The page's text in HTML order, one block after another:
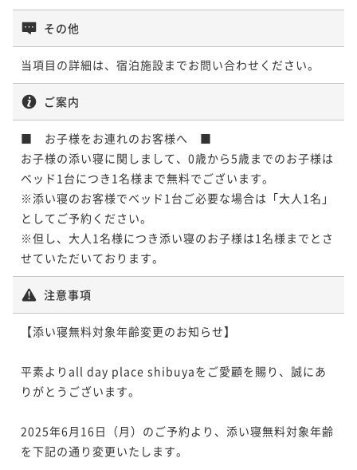
その他
当項目の詳細は、宿泊施設までお問い合わせください。
ご案内
■　お子様をお連れのお客様へ　■
お子様の添い寝に関しまして、0歳から5歳までのお子様は
ベッド1台につき1名様まで無料でございます。
※添い寝のお客様でベッド1台ご必要な場合は「大人1名」
としてご予約ください。
※但し、大人1名様につき添い寝のお子様は1名様までとさ
せていただいております。
注意事項
【添い寝無料対象年齢変更のお知らせ】
平素よりall day place shibuyaをご愛顧を賜り、誠にあ
りがとうございます。
2025年6月16日（月）のご予約より、添い寝無料対象年齢
を下記の通り変更いたします。